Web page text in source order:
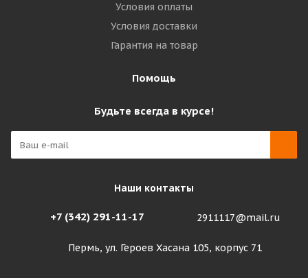
Условия оплаты
Условия доставки
Гарантия на товар
Помощь
Будьте всегда в курсе!
Наши контакты
+7 (342) 291-11-17 2911117@mail.ru
Пермь, ул. Героев Хасана 105, корпус 71